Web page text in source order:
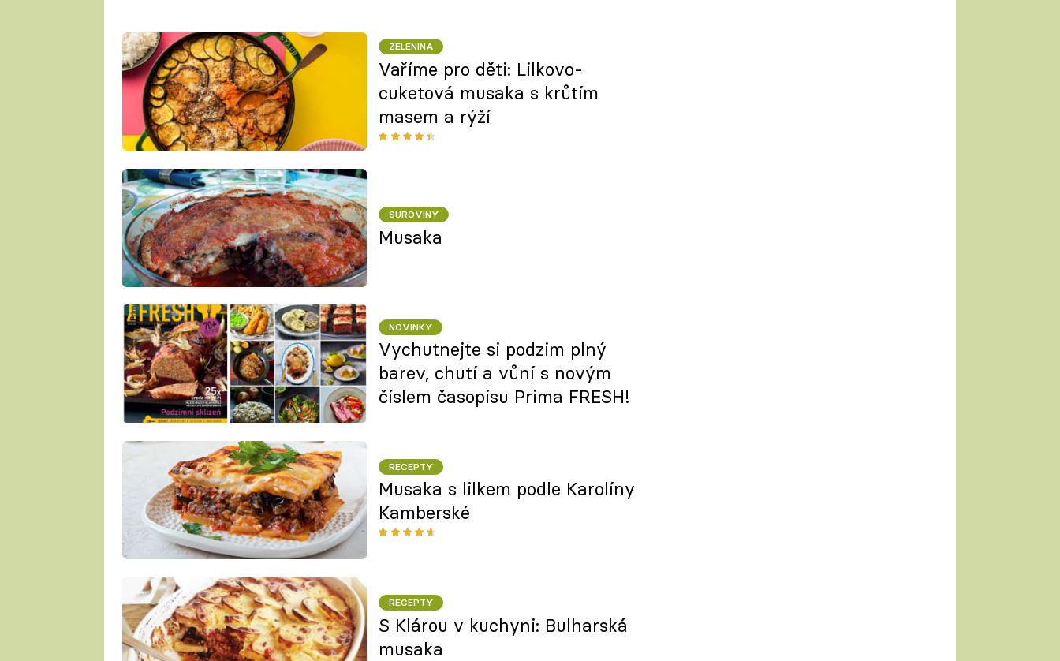
ZELENINA
Vaříme pro děti: Lilkovo-
cuketová musaka s krůtím
masem a rýží
SUROVINY
Musaka
NOVINKY
Vychutnejte si podzim plný
barev, chutí a vůní s novým
číslem časopisu Prima FRESH!
RECEPTY
Musaka s lilkem podle Karolíny
Kamberské
RECEPTY
S Klárou v kuchyni: Bulharská
musaka